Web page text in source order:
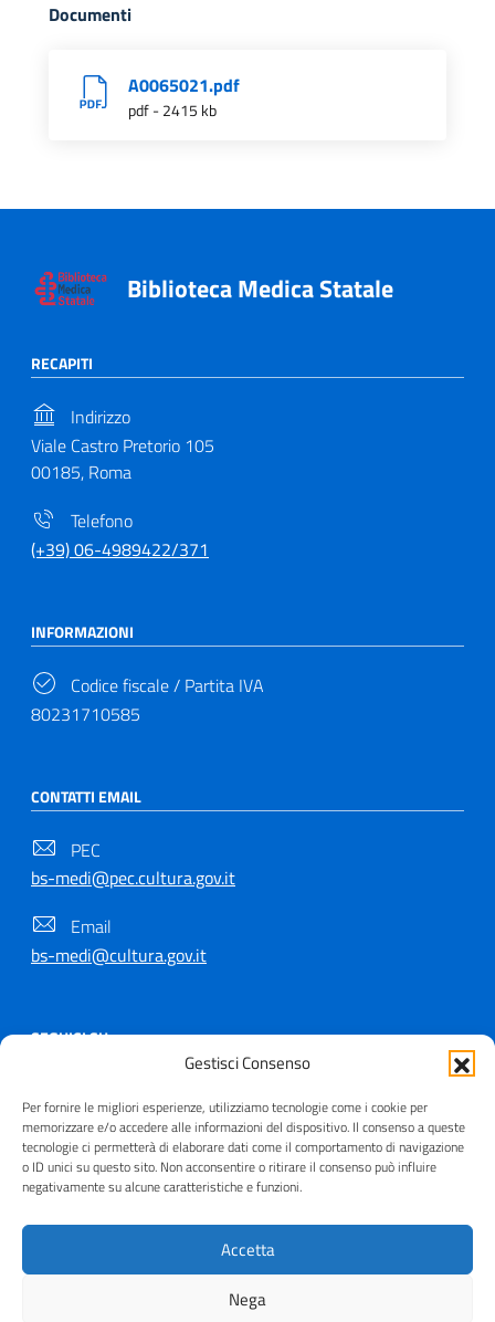
Gestisci Consenso
Per fornire le migliori esperienze, utilizziamo tecnologie come i cookie per
memorizzare e/o accedere alle informazioni del dispositivo. Il consenso a queste
tecnologie ci permetterà di elaborare dati come il comportamento di navigazione
o ID unici su questo sito. Non acconsentire o ritirare il consenso può influire
negativamente su alcune caratteristiche e funzioni.
Accetta
Nega
Documenti
A0065021.pdf
pdf - 2415 kb
Biblioteca Medica Statale
RECAPITI
Indirizzo
Viale Castro Pretorio 105
00185, Roma
Telefono
(+39) 06-4989422/371
INFORMAZIONI
Codice fiscale / Partita IVA
80231710585
CONTATTI EMAIL
PEC
bs-medi@pec.cultura.gov.it
Email
bs-medi@cultura.gov.it
SEGUICI SU
Copyright © 2021 - 2026
Useful Links Section
| Realizzato da